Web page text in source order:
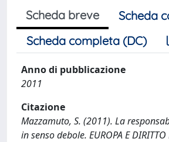
Scheda breve
Scheda
Scheda completa (DC)
Anno di pubblicazione
2011
Citazione
Mazzamuto, S. (2011). La
in senso debole. EUROPA E